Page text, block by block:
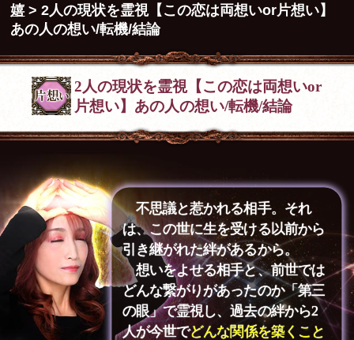
嬉> 2人の現状を霊視【この恋は両想いor片想い】
あの人の想い/転機/結論
2人の現状を霊視【この恋は両想いor
片想い】あの人の想い/転機/結論
不思議と惹かれる相手。それ
は、この世に生を受ける以前から
引き継がれた絆があるから。
想いをよせる相手と、前世では
どんな繋がりがあったのか「第三
の眼」で霊視し、過去の絆から2
人が今世でどんな関係を築くこと